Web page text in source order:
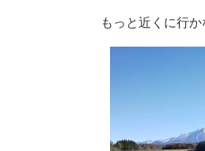
もっと近くに行か